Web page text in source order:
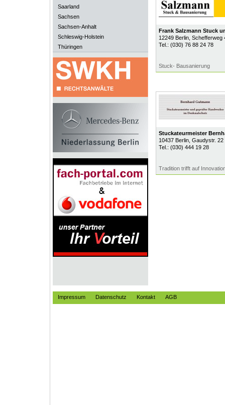
Saarland
Sachsen
Sachsen-Anhalt
Schleswig-Holstein
Thüringen
Frank Salzmann Stuck
12249 Berlin, Schefferweg
Tel.: (030) 76 88 24 78
Stuck- Bausanierung
Stuckateurmeister
10437 Berlin, Gaudystr. 22
Tel.: (030) 444 19 28
Tradition trifft auf
Impressum Datenschutz Kontakt AGB